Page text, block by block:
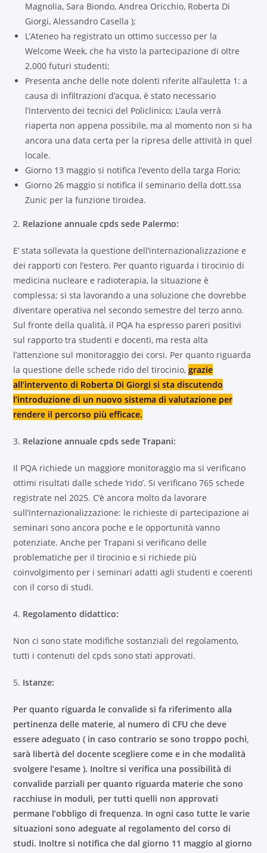
Magnolia, Sara Biondo, Andrea Oricchio, Roberta Di
Giorgi, Alessandro Casella );
L’Ateneo ha registrato un ottimo successo per la
Welcome Week, che ha visto la partecipazione di oltre
2.000 futuri studenti;
Presenta anche delle note dolenti riferite all’auletta 1: a
causa di infiltrazioni d’acqua, è stato necessario
l’intervento dei tecnici del Policlinico; L’aula verrà
riaperta non appena possibile, ma al momento non si ha
ancora una data certa per la ripresa delle attività in quel
locale.
Giorno 13 maggio si notifica l’evento della targa Florio;
Giorno 26 maggio si notifica il seminario della dott.ssa
Zunic per la funzione tiroidea.
2. Relazione annuale cpds sede Palermo:
E’ stata sollevata la questione dell’internazionalizzazione e
dei rapporti con l’estero. Per quanto riguarda i tirocinio di
medicina nucleare e radioterapia, la situazione è
complessa; si sta lavorando a una soluzione che dovrebbe
diventare operativa nel secondo semestre del terzo anno.
Sul fronte della qualità, il PQA ha espresso pareri positivi
sul rapporto tra studenti e docenti, ma resta alta
l’attenzione sul monitoraggio dei corsi. Per quanto riguarda
la questione delle schede rido del tirocinio,grazie
all’intervento di Roberta Di Giorgi si sta discutendo
l’introduzione di un nuovo sistema di valutazione per
rendere il percorso più efficace.
3. Relazione annuale cpds sede Trapani:
Il PQA richiede un maggiore monitoraggio ma si verificano
ottimi risultati dalle schede ‘rido’. Si verificano 765 schede
registrate nel 2025. C’è ancora molto da lavorare
sull’internazionalizzazione: le richieste di partecipazione ai
seminari sono ancora poche e le opportunità vanno
potenziate. Anche per Trapani si verificano delle
problematiche per il tirocinio e si richiede più
coinvolgimento per i seminari adatti agli studenti e coerenti
con il corso di studi.
4. Regolamento didattico:
Non ci sono state modifiche sostanziali del regolamento,
tutti i contenuti del cpds sono stati approvati.
5. Istanze:
Per quanto riguarda le convalide si fa riferimento alla
pertinenza delle materie, al numero di CFU che deve
essere adeguato ( in caso contrario se sono troppo pochi,
sarà libertà del docente scegliere come e in che modalità
svolgere l’esame ). Inoltre si verifica una possibilità di
convalide parziali per quanto riguarda materie che sono
racchiuse in moduli, per tutti quelli non approvati
permane l’obbligo di frequenza. In ogni caso tutte le varie
situazioni sono adeguate al regolamento del corso di
studi. Inoltre si notifica che dal giorno 11 maggio al giorno